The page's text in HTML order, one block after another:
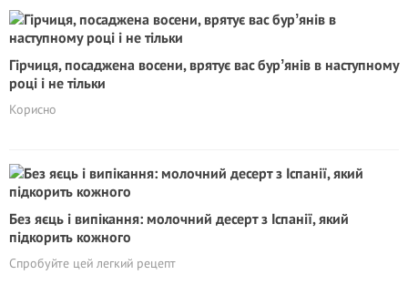
Гірчиця, посаджена восени, врятує вас бурʼянів в наступному
році і не тільки
Корисно
Без яєць і випікання: молочний десерт з Іспанії, який
підкорить кожного
Спробуйте цей легкий рецепт